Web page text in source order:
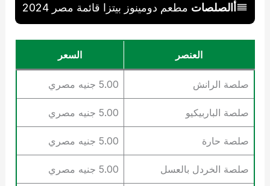
أالصلصات مطعم دومينوز بيتزا قائمة مصر 2024
العنصر السعر
صلصة الرانش 5.00 جنيه مصري
صلصة الباربيكيو 5.00 جنيه مصري
صلصة حارة 5.00 جنيه مصري
صلصة الخردل بالعسل 5.00 جنيه مصري